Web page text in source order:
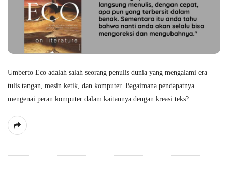
Umberto Eco adalah salah seorang penulis dunia yang mengalami era
tulis tangan, mesin ketik, dan komputer. Bagaimana pendapatnya
mengenai peran komputer dalam kaitannya dengan kreasi teks?